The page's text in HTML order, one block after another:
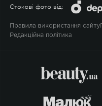
Стокові фото від:
Правила використання сайту
Редакційна політика